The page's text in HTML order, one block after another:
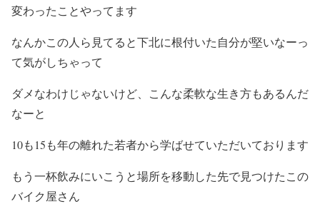
変わったことやってます
なんかこの人ら見てると下北に根付いた自分が堅いなーっ
て気がしちゃって
ダメなわけじゃないけど、こんな柔軟な生き方もあるんだ
なーと
10も15も年の離れた若者から学ばせていただいております
もう一杯飲みにいこうと場所を移動した先で見つけたこの
バイク屋さん